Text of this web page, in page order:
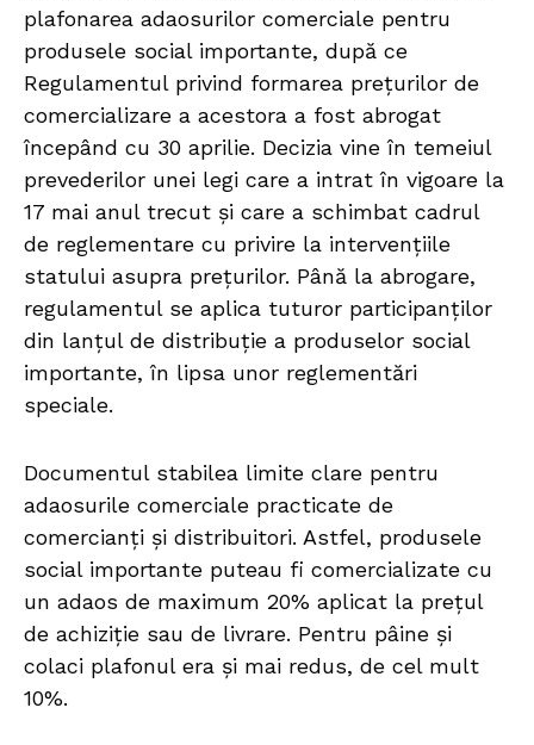
plafonarea adaosurilor comerciale pentru
produsele social importante, după ce
Regulamentul privind formarea prețurilor de
comercializare a acestora a fost abrogat
începând cu 30 aprilie. Decizia vine în temeiul
prevederilor unei legi care a intrat în vigoare la
17 mai anul trecut și care a schimbat cadrul
de reglementare cu privire la intervențiile
statului asupra prețurilor. Până la abrogare,
regulamentul se aplica tuturor participanților
din lanțul de distribuție a produselor social
importante, în lipsa unor reglementări
speciale.
Documentul stabilea limite clare pentru
adaosurile comerciale practicate de
comercianți și distribuitori. Astfel, produsele
social importante puteau fi comercializate cu
un adaos de maximum 20% aplicat la prețul
de achiziție sau de livrare. Pentru pâine și
colaci plafonul era și mai redus, de cel mult
10%.